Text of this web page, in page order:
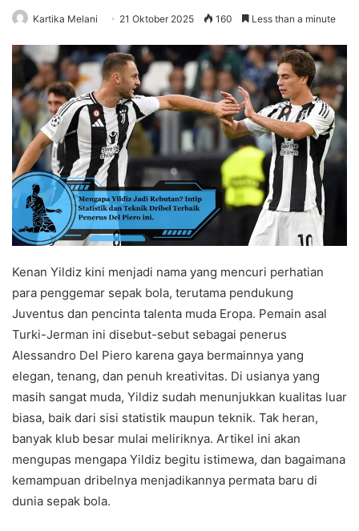
Kartika Melani 21 Oktober 2025 160 Less than a minute
Kenan Yildiz kini menjadi nama yang mencuri perhatian
para penggemar sepak bola, terutama pendukung
Juventus dan pencinta talenta muda Eropa. Pemain asal
Turki-Jerman ini disebut-sebut sebagai penerus
Alessandro Del Piero karena gaya bermainnya yang
elegan, tenang, dan penuh kreativitas. Di usianya yang
masih sangat muda, Yildiz sudah menunjukkan kualitas luar
biasa, baik dari sisi statistik maupun teknik. Tak heran,
banyak klub besar mulai meliriknya. Artikel ini akan
mengupas mengapa Yildiz begitu istimewa, dan bagaimana
kemampuan dribelnya menjadikannya permata baru di
dunia sepak bola.